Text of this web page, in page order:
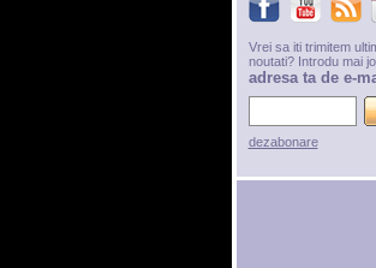
Vrei sa iti trimitem
noutati? Introdu mai
adresa ta de e-
dezabonare